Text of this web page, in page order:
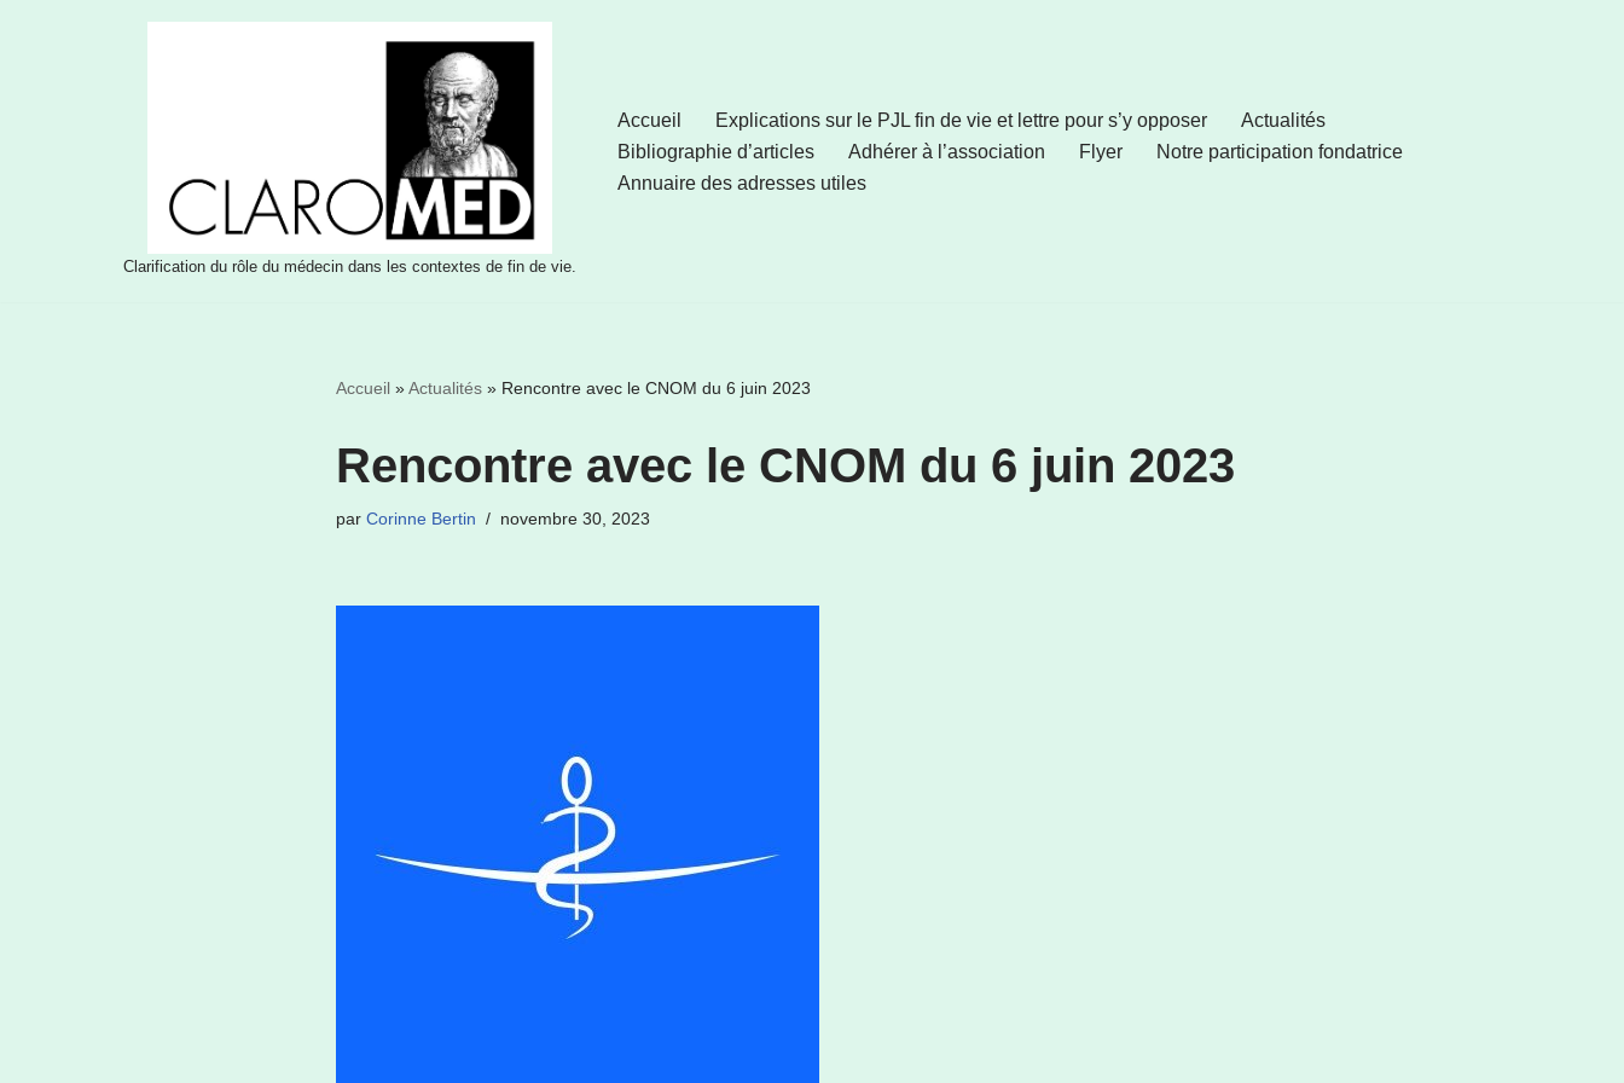
Clarification du rôle du médecin dans les contextes de fin de vie.
Accueil Explications sur le PJL fin de vie et lettre pour s’y opposer
Actualités
Bibliographie d’articles
Adhérer à l’association Flyer
Notre participation fondatrice
Annuaire des adresses utiles
Accueil»Actualités» Rencontre avec le CNOM du 6 juin 2023
Rencontre avec le CNOM du 6 juin 2023
par Corinne Bertin novembre 30, 2023